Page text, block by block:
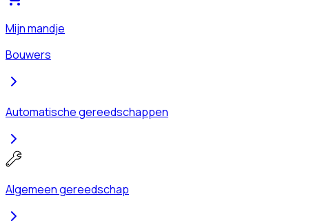
Mijn mandje
Bouwers
Automatische gereedschappen
Algemeen gereedschap